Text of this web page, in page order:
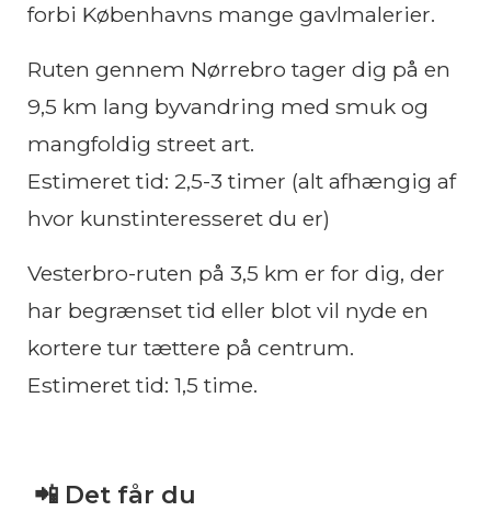
forbi Københavns mange gavlmalerier.
Ruten gennem Nørrebro tager dig på en
9,5 km lang byvandring med smuk og
mangfoldig street art.
Estimeret tid: 2,5-3 timer (alt afhængig af
hvor kunstinteresseret du er)
Vesterbro-ruten på 3,5 km er for dig, der
har begrænset tid eller blot vil nyde en
kortere tur tættere på centrum.
Estimeret tid: 1,5 time.
📲 Det får du